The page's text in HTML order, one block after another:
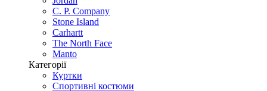
C. P. Company
Stone Island
Carhartt
The North Face
Manto
Категорії
Куртки
Спортивні костюми